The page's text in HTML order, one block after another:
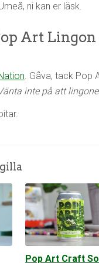
ni kan er läsk.
Art
. Gåva, tack Pop
inte på att
Pop Art Craft